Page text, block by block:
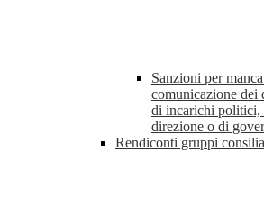
Sanzioni per
comunicazione dei
di incarichi politici,
direzione o di
Rendiconti gruppi